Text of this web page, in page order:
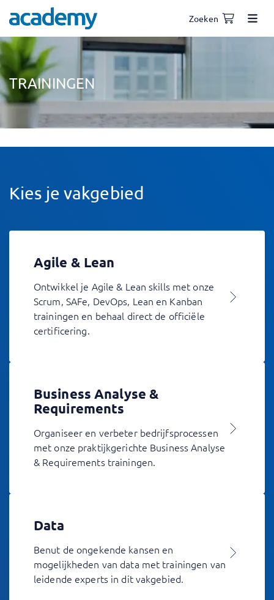
Zoeken
TRAININGEN
Kies je vakgebied
Agile & Lean
Ontwikkel je Agile & Lean skills met onze
Scrum, SAFe, DevOps, Lean en Kanban
trainingen en behaal direct de officiële
certificering.
Business Analyse &
Requirements
Organiseer en verbeter bedrijfsprocessen
met onze praktijkgerichte Business Analyse
& Requirements trainingen.
Data
Benut de ongekende kansen en
mogelijkheden van data met trainingen van
leidende experts in dit vakgebied.